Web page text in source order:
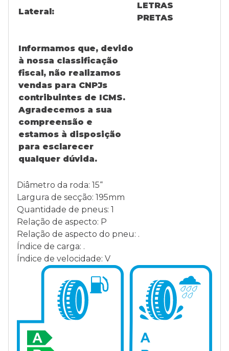
Lateral:
LETRAS
PRETAS
Informamos que, devido
à nossa classificação
fiscal, não realizamos
vendas para CNPJs
contribuintes de ICMS.
Agradecemos a sua
compreensão e
estamos à disposição
para esclarecer
qualquer dúvida.
Diâmetro da roda: 15“
Largura de secção: 195mm
Quantidade de pneus: 1
Relação de aspecto: P
Relação de aspecto do pneu: .
Índice de carga: .
Índice de velocidade: V